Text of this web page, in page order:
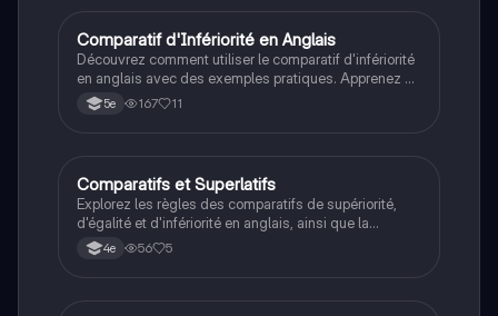
Anglais
Comparatif d'Infériorité en Anglais
Découvrez comment utiliser le comparatif d'infériorité
en anglais avec des exemples pratiques. Apprenez à
former des phrases en utilisant 'moins' et à comparer
des adjectifs sans exceptions. Ce document est une
5e 167 11
Anglais
Comparatifs et Superlatifs
Explorez les règles des comparatifs de supériorité,
d'égalité et d'infériorité en anglais, ainsi que la
formation des superlatifs. Ce résumé couvre les
adjectifs longs et courts, avec des exemples
4e 56 5